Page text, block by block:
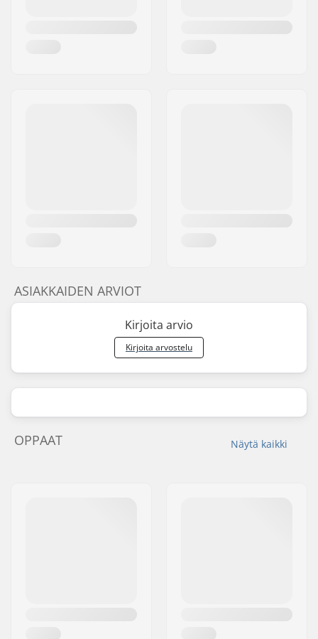
ASIAKKAIDEN ARVIOT
Kirjoita arvio
Kirjoita arvostelu
Näytä kaikki
OPPAAT